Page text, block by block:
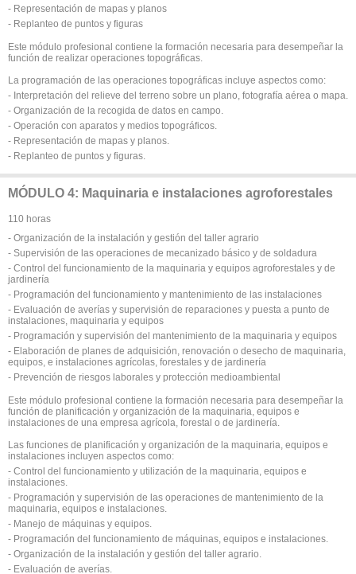
- Representación de mapas y planos
- Replanteo de puntos y figuras
Este módulo profesional contiene la formación necesaria para desempeñar la
función de realizar operaciones topográficas.
La programación de las operaciones topográficas incluye aspectos como:
- Interpretación del relieve del terreno sobre un plano, fotografía aérea o mapa.
- Organización de la recogida de datos en campo.
- Operación con aparatos y medios topográficos.
- Representación de mapas y planos.
- Replanteo de puntos y figuras.
MÓDULO 4: Maquinaria e instalaciones agroforestales
110 horas
- Organización de la instalación y gestión del taller agrario
- Supervisión de las operaciones de mecanizado básico y de soldadura
- Control del funcionamiento de la maquinaria y equipos agroforestales y de
jardinería
- Programación del funcionamiento y mantenimiento de las instalaciones
- Evaluación de averías y supervisión de reparaciones y puesta a punto de
instalaciones, maquinaria y equipos
- Programación y supervisión del mantenimiento de la maquinaria y equipos
- Elaboración de planes de adquisición, renovación o desecho de maquinaria,
equipos, e instalaciones agrícolas, forestales y de jardinería
- Prevención de riesgos laborales y protección medioambiental
Este módulo profesional contiene la formación necesaria para desempeñar la
función de planificación y organización de la maquinaria, equipos e
instalaciones de una empresa agrícola, forestal o de jardinería.
Las funciones de planificación y organización de la maquinaria, equipos e
instalaciones incluyen aspectos como:
- Control del funcionamiento y utilización de la maquinaria, equipos e
instalaciones.
- Programación y supervisión de las operaciones de mantenimiento de la
maquinaria, equipos e instalaciones.
- Manejo de máquinas y equipos.
- Programación del funcionamiento de máquinas, equipos e instalaciones.
- Organización de la instalación y gestión del taller agrario.
- Evaluación de averías.